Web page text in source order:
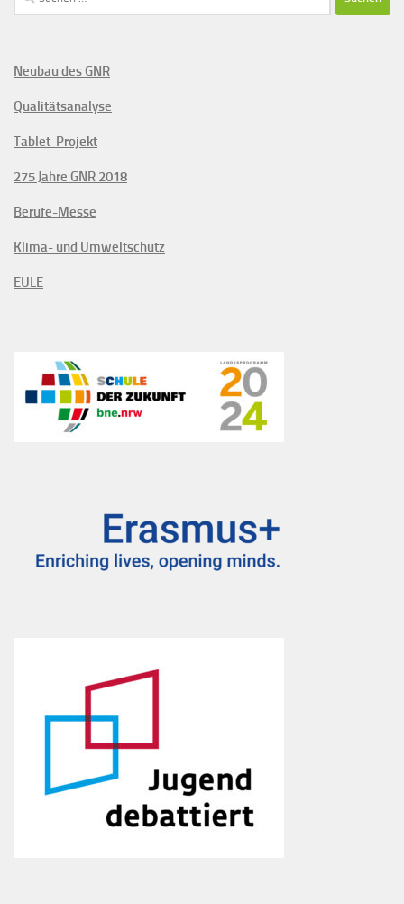
nach:
Neubau des GNR
Qualitätsanalyse
Tablet-Projekt
275 Jahre GNR 2018
Berufe-Messe
Klima- und Umweltschutz
EULE